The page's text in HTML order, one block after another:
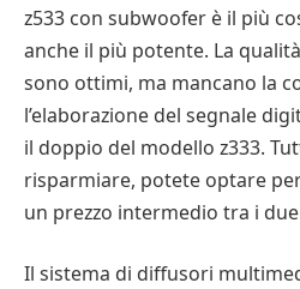
z533 con subwoofer è il più
anche il più potente. La
sono ottimi, ma mancano la
l’elaborazione del segnale
il doppio del modello z333.
risparmiare, potete optare
un prezzo intermedio tra i
Il sistema di diffusori